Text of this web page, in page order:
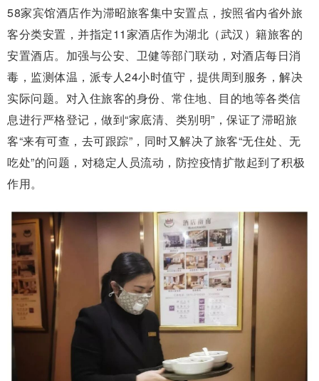
58家宾馆酒店作为滞昭旅客集中安置点，按照省内省外旅
客分类安置，并指定11家酒店作为湖北（武汉）籍旅客的
安置酒店。加强与公安、卫健等部门联动，对酒店每日消
毒，监测体温，派专人24小时值守，提供周到服务，解决
实际问题。对入住旅客的身份、常住地、目的地等各类信
息进行严格登记，做到“家底清、类别明”，保证了滞昭旅
客“来有可查，去可跟踪”，同时又解决了旅客“无住处、无
吃处”的问题，对稳定人员流动，防控疫情扩散起到了积极
作用。